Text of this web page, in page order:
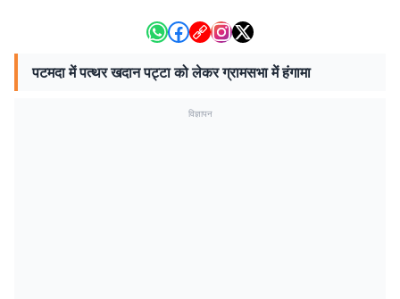
पटमदा में पत्थर खदान पट्टा को लेकर ग्रामसभा में हंगामा
विज्ञापन